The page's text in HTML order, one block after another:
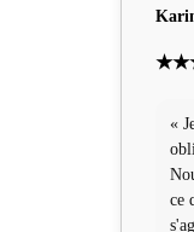
«
ce